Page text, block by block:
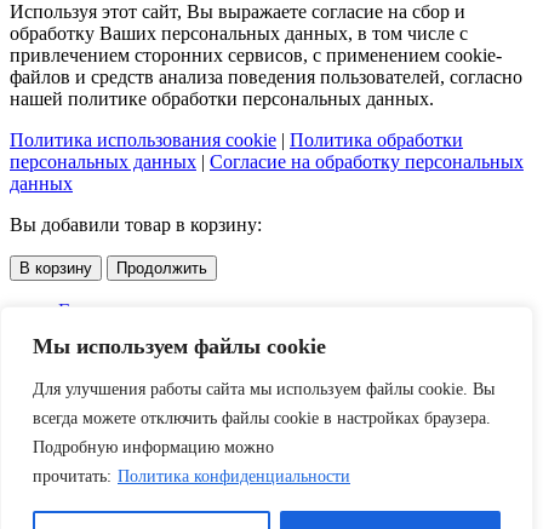
Мы используем файлы cookie
Для улучшения работы сайта мы используем файлы cookie. Вы
всегда можете отключить файлы cookie в настройках браузера.
Подробную информацию можно
прочитать: Политика конфиденциальности
Используя этот сайт, Вы выражаете согласие на сбор и
обработку Ваших персональных данных, в том числе с
привлечением сторонних сервисов, с применением cookie-
файлов и средств анализа поведения пользователей, согласно
нашей политике обработки персональных данных.
Политика использования cookie | Политика обработки
персональных данных | Согласие на обработку персональных
данных
Вы добавили товар в корзину:
В корзину Продолжить
Главная
Услуги
О компании
Контакты
Акции
Скидки